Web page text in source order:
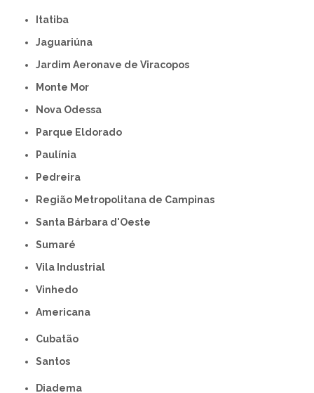
Itatiba
Jaguariúna
Jardim Aeronave de Viracopos
Monte Mor
Nova Odessa
Parque Eldorado
Paulínia
Pedreira
Região Metropolitana de Campinas
Santa Bárbara d'Oeste
Sumaré
Vila Industrial
Vinhedo
americana
Cubatão
Santos
Diadema